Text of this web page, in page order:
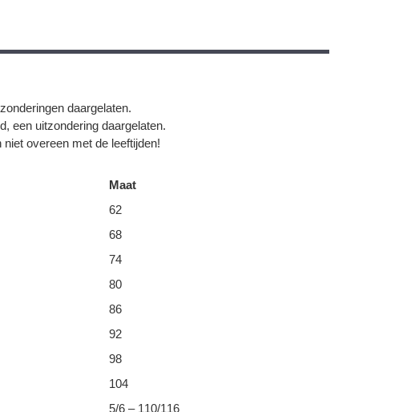
daargelaten.
een uitzondering daargelaten.
overeen met de leeftijden!
Maat
62
68
74
80
86
92
98
104
5/6 – 110/116